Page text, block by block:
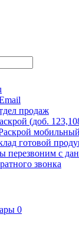
продаж
(доб.
мобильный
готовой
перезвоним с
звонка
0